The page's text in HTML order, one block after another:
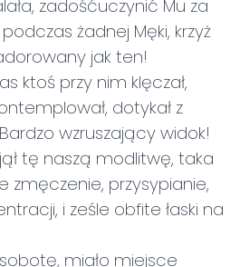
zadośćuczynić Mu za
żadnej Męki, krzyż
jak ten!
ktoś przy nim klęczał,
dotykał z
wzruszający widok!
tę naszą modlitwę, taka
zmęczenie, przysypianie,
i ześle obfite łaski na
miało miejsce